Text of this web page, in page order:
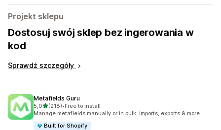
Projekt sklepu
Dostosuj swój sklep bez ingerowania w
kod
Sprawdź szczegóły
Metafields Guru
5,0na 5 gwiazdek
(218)
Łączna liczba recenzji: 218
•Free to install
Manage metafields manually or in bulk. Imports, exports & more
Built for Shopify